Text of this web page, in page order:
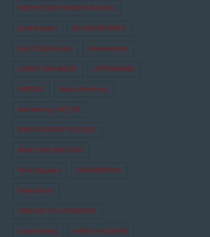
INDEN VI DØR SYNGER VI EN SANG
Jantedrengen JEG HEDDER BENTE
Jeg Vil Også Kysses Kussesumpen
LANDET SOM IKKE ER LOPPEMARKED
MAIREAD Maria Vinterberg
Marienborg - NEJ TAK!
MENS VI VENTER PÅ GODOT
MINE FORÆLDRES TING
Niels Ellegaard NOMINERINGER
Nyhedsbrev
SANDHED OG KONSEKVENS
Sarah Boberg SHIRLEY VALENTINE